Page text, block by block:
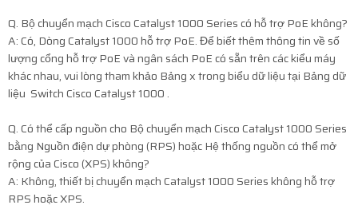
Q. Bộ chuyển mạch Cisco Catalyst 1000 Series có hỗ trợ PoE không?
A: Có, Dòng Catalyst 1000 hỗ trợ PoE. Để biết thêm thông tin về số
lượng cổng hỗ trợ PoE và ngân sách PoE có sẵn trên các kiểu máy
khác nhau, vui lòng tham khảo Bảng x trong biểu dữ liệu tại Bảng dữ
liệu Switch Cisco Catalyst 1000 .
Q. Có thể cấp nguồn cho Bộ chuyển mạch Cisco Catalyst 1000 Series
bằng Nguồn điện dự phòng (RPS) hoặc Hệ thống nguồn có thể mở
rộng của Cisco (XPS) không?
A: Không, thiết bị chuyển mạch Catalyst 1000 Series không hỗ trợ
RPS hoặc XPS.